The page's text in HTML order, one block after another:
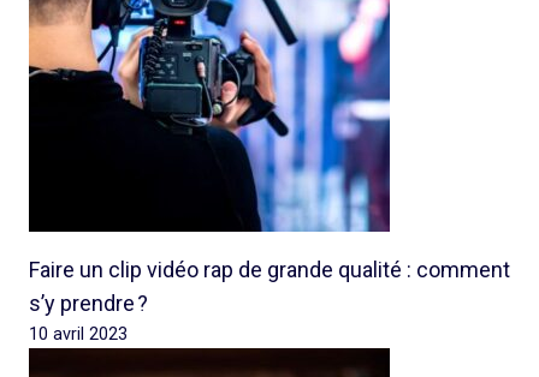
Faire un clip vidéo rap de grande qualité : comment
s’y prendre ?
10 avril 2023